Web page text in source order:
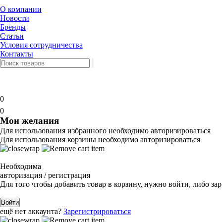
О компании
Новости
Бренды
Статьи
Условия сотрудничества
Контакты
0
0
Мои желания
Для использования избранного необходимо авторизироваться
Для использования корзины необходимо авторизироваться
Необходима
авторизация / регистрация
Для того чтобы добавить товар в корзину, нужно войти, либо
Войти
ещё нет аккаунта? Зарегистрироваться